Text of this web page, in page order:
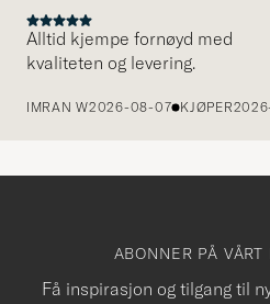
Alltid kjempe fornøyd med
kvaliteten og levering.
IMRAN W2026-08-07 KJØPER
ABONNER PÅ
Få inspirasjon og tilgang til